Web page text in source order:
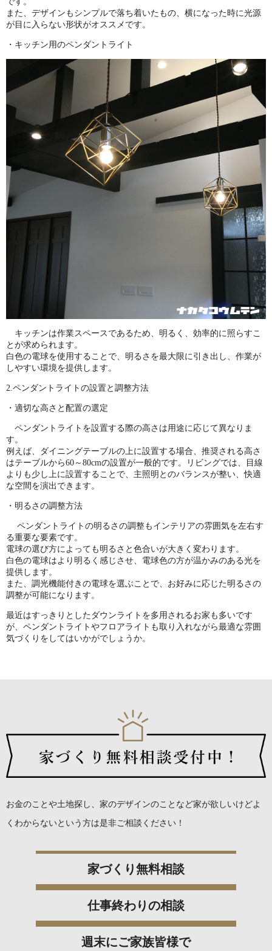
また、デザインもシンプルで落ち着いたもの、横になった時に光源
が目に入らない形状がオススメです。
・キッチン用のペンダントライト
キッチンは作業スペースであるため、明るく、効率的に照らすこ
とが求められます。
白色の電球を使用することで、明るさを最大限に引き出し、作業が
しやすい環境を提供します。
2.ペンダントライトの設置と調整方法
・適切な高さと配置の選定
ペンダントライトを設置する際の高さは用途に応じて異なりま
す。
例えば、ダイニングテーブルの上に設置する場合、推奨される高さ
はテーブルから60～80cmの設置が一般的です。リビングでは、目線
よりも少し上に設置することで、主照明とのバランスが整い、快適
な空間を演出できます。
・明るさの調整方法
ペンダントライトの明るさの調整もインテリアの雰囲気を左右す
る重要な要素です。
電球の選び方によっても明るさと色合いが大きく変わります。
白色の電球はより明るく感じさせ、電球色の方が温かみのある光を
提供します。
また、調光機能付きの電球を選ぶことで、お好みに応じた明るさの
調整が可能になります。
最近はすっきりとしたダウンライトを多用されるお家も多いです
が、ペンダントライトやフロアライトも取り入れながら最適な雰囲
気づくりをしてはいかがでしょうか。
お金のことや土地探し、家のデザインのことなど家が欲しいけどよ
くわからないという方は是非ご相談ください！
家づくり無料相談
仕事終わりの相談
週末にご家族皆様で